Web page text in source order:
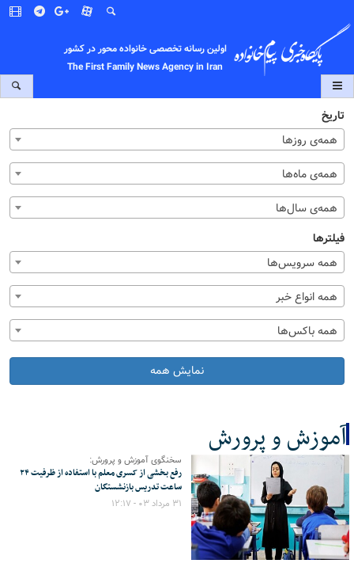
اولین رسانه تخصصی خانواده محور در کشور
The First Family News Agency in Iran
تاریخ
همه‌ی روزها
همه‌ی ماه‌ها
همه‌ی سال‌ها
فیلترها
همه سرویس‌ها
همه انواع خبر
همه باکس‌ها
نمایش همه
آموزش و پرورش
کل اخبار:42
سخنگوی آموزش و پرورش:
رفع بخشی از کسری معلم با استفاده از ظرفیت ۲۴
ساعت تدریس بازنشستگان
۳۱ مرداد ۰۳ - ۱۲:۱۷